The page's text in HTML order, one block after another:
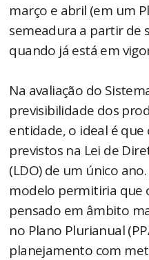
março e abril (em um
semeadura a partir de
quando já está em
Na avaliação do
previsibilidade dos
entidade, o ideal é que
previstos na Lei de
(LDO) de um único
modelo permitiria que
pensado em âmbito
no Plano Plurianual
planejamento com